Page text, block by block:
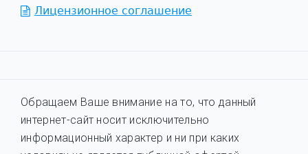
Лицензионное соглашение
Обращаем Ваше внимание на то, что данный
интернет-сайт носит исключительно
информационный характер и ни при каких